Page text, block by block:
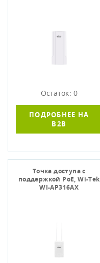
Остаток: 0
ПОДРОБНЕЕ НА
B2B
Точка доступа c
поддержкой PoE, Wi-Tek
WI-AP316AX